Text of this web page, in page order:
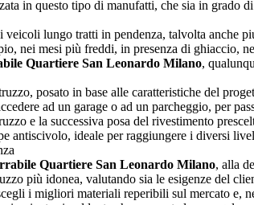
in questo tipo di manufatti, che sia in grado
lungo tratti in pendenza, talvolta anche
nei mesi più freddi, in presenza di ghiaccio,
Quartiere San Leonardo Milano,
posato in base alle caratteristiche del
ad un garage o ad un parcheggio, per
e la successiva posa del rivestimento
antiscivolo, ideale per raggiungere i diversi
Quartiere San Leonardo Milano, alla
più idonea, valutando sia le esigenze del
i migliori materiali reperibili sul mercato e,